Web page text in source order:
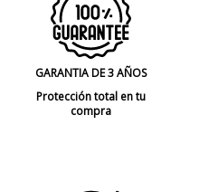
GARANTIA DE 3 AÑOS
Protección total en tu
compra